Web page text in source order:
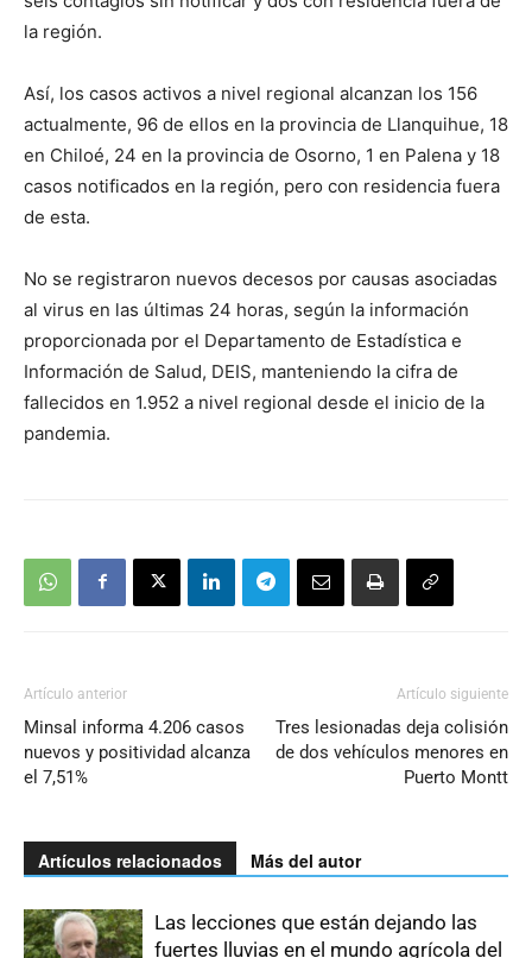
la región.
Así, los casos activos a nivel regional alcanzan los 156
actualmente, 96 de ellos en la provincia de Llanquihue, 18
en Chiloé, 24 en la provincia de Osorno, 1 en Palena y 18
casos notificados en la región, pero con residencia fuera
de esta.
No se registraron nuevos decesos por causas asociadas
al virus en las últimas 24 horas, según la información
proporcionada por el Departamento de Estadística e
Información de Salud, DEIS, manteniendo la cifra de
fallecidos en 1.952 a nivel regional desde el inicio de la
pandemia.
Artículo anterior
Minsal informa 4.206 casos
nuevos y positividad alcanza
el 7,51%
Artículo siguiente
Tres lesionadas deja colisión
de dos vehículos menores en
Puerto Montt
Artículos relacionados Más del autor
Las lecciones que están dejando las
fuertes lluvias en el mundo agrícola del